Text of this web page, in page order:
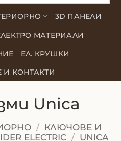
3D ПАНЕЛИ
МАТЕРИАЛИ
ЕЛ. КРУШКИ
И КОНТАКТИ
Unica
/
КЛЮЧОВЕ И
ELECTRIC / UNICA